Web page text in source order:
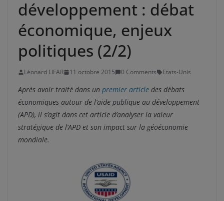
développement : débat
économique, enjeux
politiques (2/2)
Léonard LIFAR 11 octobre 2015 0 Comments Etats-Unis
Après avoir traité dans un premier article des débats
économiques autour de l’aide publique au développement
(APD), il s’agit dans cet article d’analyser la valeur
stratégique de l’APD et son impact sur la géoéconomie
mondiale.